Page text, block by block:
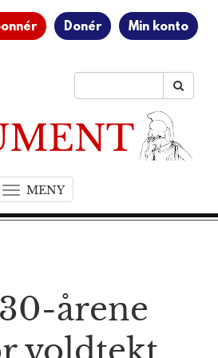
Donér Min konto
MENYT
o
n
a
v
årene